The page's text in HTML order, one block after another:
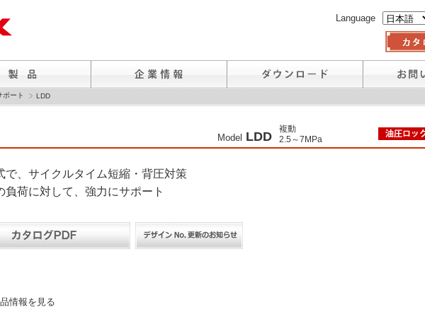
Language
ポート LDD
Model LDD
複動
2.5～7MPa
で、サイクルタイム短縮・背圧対策
負荷に対して、強力にサポート
情報を見る